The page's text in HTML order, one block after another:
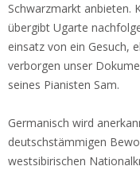
Schwarzmarkt anbieten.
übergibt Ugarte
einsatz von ein Gesuch,
verborgen unser
seines Pianisten Sam.
Germanisch wird
deutschstämmigen
westsibirischen